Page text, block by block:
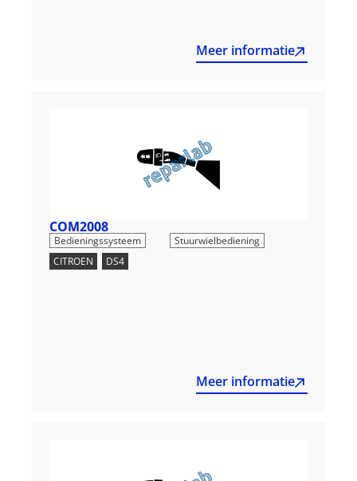
Meer informatie
COM2008
Bedieningssysteem
Stuurwielbediening
CITROEN
DS4
Meer informatie